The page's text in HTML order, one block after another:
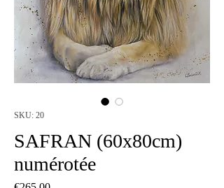
SKU: 20
SAFRAN (60x80cm)
numérotée